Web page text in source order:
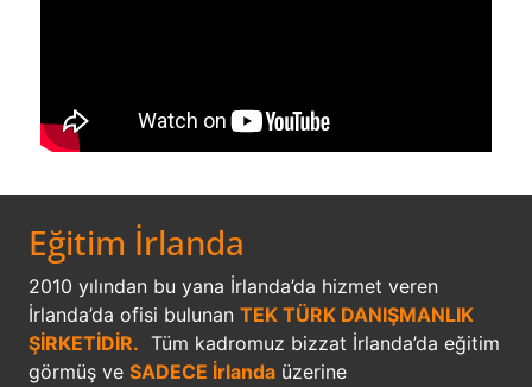
Eğitim İrlanda
2010 yılından bu yana İrlanda’da hizmet veren
İrlanda’da ofisi bulunan TEK TÜRK DANIŞMANLIK
ŞİRKETİDİR. Tüm kadromuz bizzat İrlanda’da eğitim
görmüş ve SADECE İrlanda üzerine